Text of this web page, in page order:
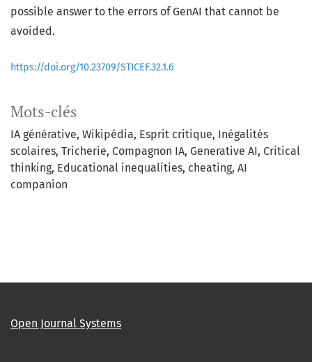
Mots-clés
IA générative Wikipédia Esprit critique Inégalités
scolaires Tricherie Compagnon IA Generative AI Critical
thinking Educational inequalities cheating AI
companion
possible answer to the errors of GenAI that cannot be
avoided.
https://doi.org/10.23709/STICEF.32.1.6
Open Journal Systems